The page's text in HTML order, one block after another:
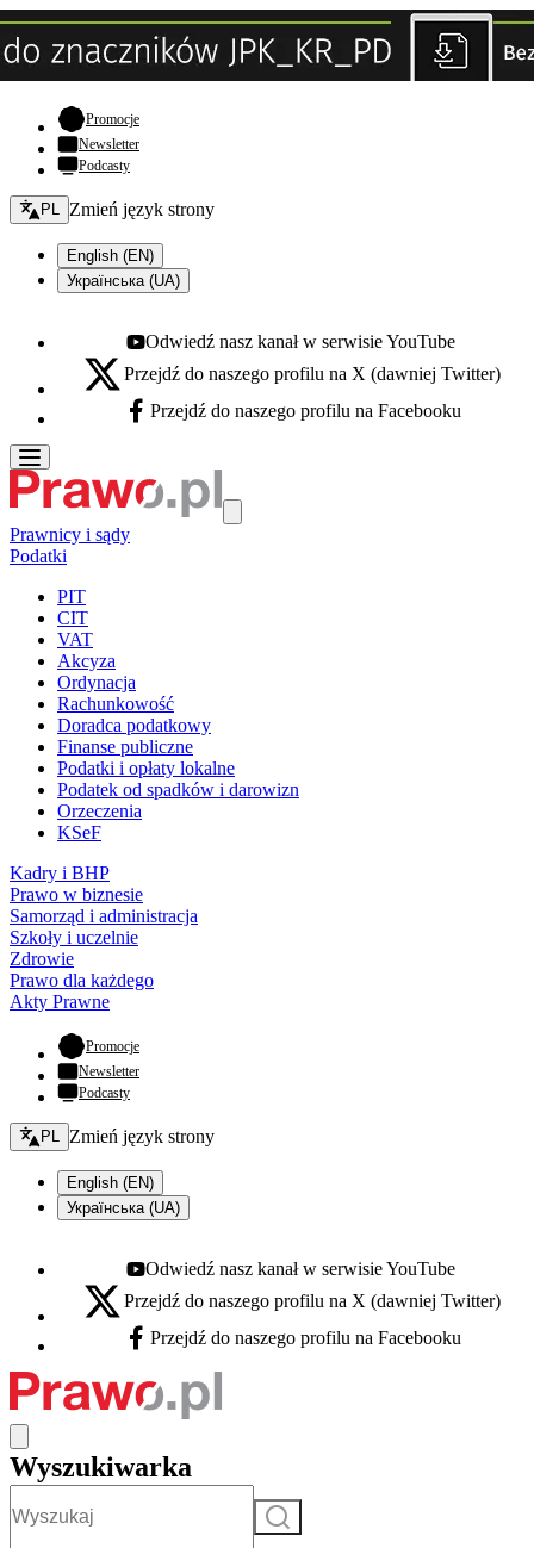
Promocje- otwiera się w nowej karcie
Newsletter
Podcasty
Zmień język - bieżący:
PL Zmień język strony
English (EN)
Українська (UA)
Youtube - otwiera się w nowej karcie
Odwiedź nasz kanał w serwisie YouTube
X - otwiera się w nowej karcie
Przejdź do naszego profilu na X (dawniej Twitter)
Facebook - otwiera się w nowej karcie
Przejdź do naszego profilu na Facebooku
Prawnicy i sądy
Podatki
PIT
CIT
VAT
Akcyza
Ordynacja
Rachunkowość
Doradca podatkowy
Finanse publiczne
Podatki i opłaty lokalne
Podatek od spadków i darowizn
Orzeczenia
KSeF
Kadry i BHP
Prawo w biznesie
Samorząd i administracja
Szkoły i uczelnie
Zdrowie
Prawo dla każdego
Akty Prawne
Promocje- otwiera się w nowej karcie
Newsletter
Podcasty
Zmień język - bieżący:
PL Zmień język strony
English (EN)
Українська (UA)
Youtube - otwiera się w nowej karcie
Odwiedź nasz kanał w serwisie YouTube
X - otwiera się w nowej karcie
Przejdź do naszego profilu na X (dawniej Twitter)
Facebook - otwiera się w nowej karcie
Przejdź do naszego profilu na Facebooku
Wyszukiwarka
Szukaj